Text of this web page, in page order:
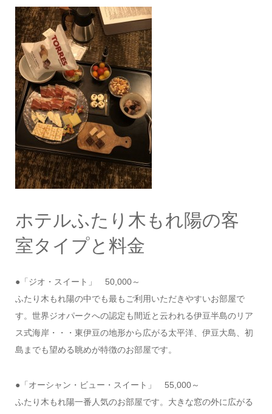
ホテルふたり木もれ陽の客
室タイプと料金
●「ジオ・スイート」 50,000～
ふたり木もれ陽の中でも最もご利用いただきやすいお部屋で
す。世界ジオパークへの認定も間近と云われる伊豆半島のリア
ス式海岸・・・東伊豆の地形から広がる太平洋、伊豆大島、初
島までも望める眺めが特徴のお部屋です。
●「オーシャン・ビュー・スイート」 55,000～
ふたり木もれ陽一番人気のお部屋です。大きな窓の外に広がる